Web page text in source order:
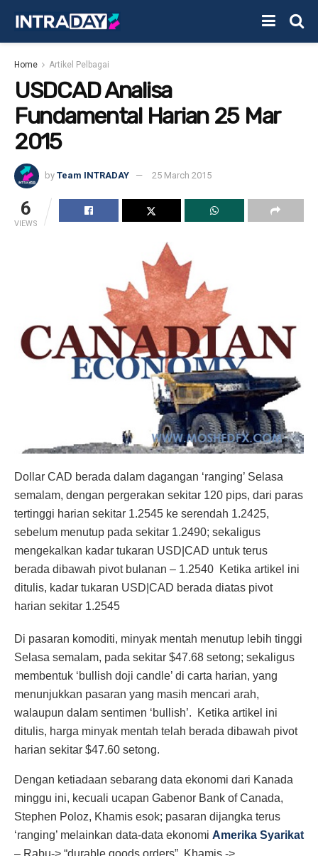
Home Artikel Pelbagai
USDCAD Analisa
Fundamental Harian 25 Mar
2015
by Team INTRADAY 25 March 2015
6
VIEWS
Dollar CAD berada dalam dagangan ‘ranging’ Selasa
semalam, dengan pergerakan sekitar 120 pips, dari paras
tertinggi harian sekitar 1.2545 ke serendah 1.2425,
sebelum menutup pada sekitar 1.2490; sekaligus
mengekalkan kadar tukaran USD|CAD untuk terus
berada dibawah pivot bulanan – 1.2540 Ketika artikel ini
ditulis, kadar tukaran USD|CAD berada diatas pivot
harian sekitar 1.2545
Di pasaran komoditi, minyak mentah menutup lebih tinggi
Selasa semalam, pada sekitar $47.68 setong; sekaligus
membentuk ‘bullish doji candle’ di carta harian, yang
menunjukkan pasaran yang masih mencari arah,
walaupun dalam sentimen ‘bullish’. Ketika artikel ini
ditulis, harga minyak mentah telah berada dibawah pivot
harian sekitar $47.60 setong.
Dengan ketiadaan sebarang data ekonomi dari Kanada
minggu ini, kecuali ucapan Gabenor Bank of Canada,
Stephen Poloz, Khamis esok; pasaran dijangka terus
‘ranging’ melainkan data-data ekonomi Amerika Syarikat
– Rabu-> “durable goods orders”, Khamis ->